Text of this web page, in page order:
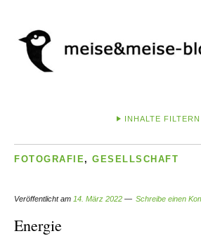
INHALTE FILTERN
FOTOGRAFIE , GESELLSCHAFT
Veröffentlicht am 14. März 2022 Schreibe einen
Energie